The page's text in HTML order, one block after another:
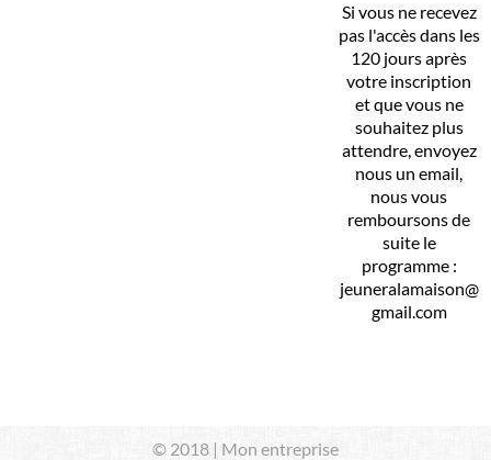
Si vous ne recevez
pas l'accès dans les
120 jours après
votre inscription
et que vous ne
souhaitez plus
attendre, envoyez
nous un email,
nous vous
remboursons de
suite le
programme :
jeuneralamaison@
gmail.com
© 2018 | Mon entreprise